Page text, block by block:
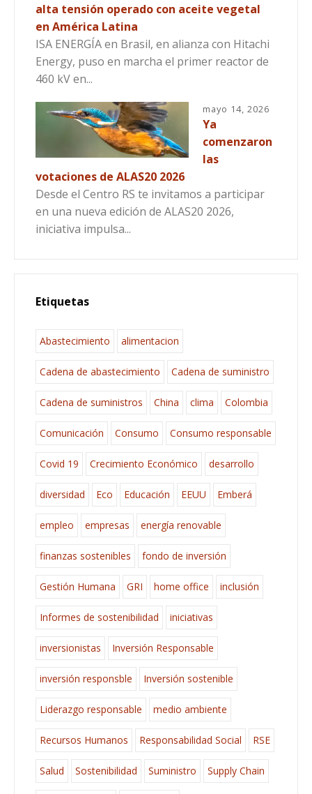
alta tensión operado con aceite vegetal
en América Latina
ISA ENERGÍA en Brasil, en alianza con Hitachi
Energy, puso en marcha el primer reactor de
460 kV en...
mayo 14, 2026
Ya
comenzaron
las
votaciones de ALAS20 2026
Desde el Centro RS te invitamos a participar
en una nueva edición de ALAS20 2026,
iniciativa impulsa...
Etiquetas
Abastecimiento alimentacion
Cadena de abastecimiento Cadena de suministro
Cadena de suministros China clima Colombia
Comunicación Consumo Consumo responsable
Covid 19 Crecimiento Económico desarrollo
diversidad Eco Educación EEUU Emberá
empleo empresas energía renovable
finanzas sostenibles fondo de inversión
Gestión Humana GRI home office inclusión
Informes de sostenibilidad iniciativas
inversionistas Inversión Responsable
inversión responsble Inversión sostenible
Liderazgo responsable medio ambiente
Recursos Humanos Responsabilidad Social RSE
Salud Sostenibilidad Suministro Supply Chain